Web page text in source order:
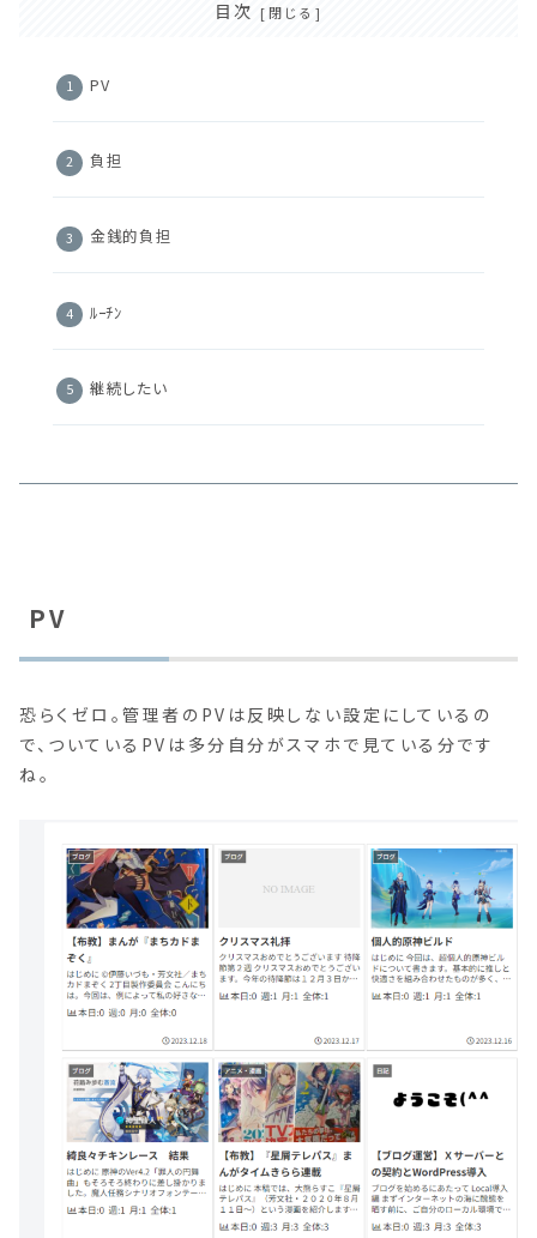
目次
PV
負担
金銭的負担
ﾙｰﾁﾝ
継続したい
PV
恐らくゼロ。管理者のPVは反映しない設定にしているの
で、ついているPVは多分自分がスマホで見ている分です
ね。